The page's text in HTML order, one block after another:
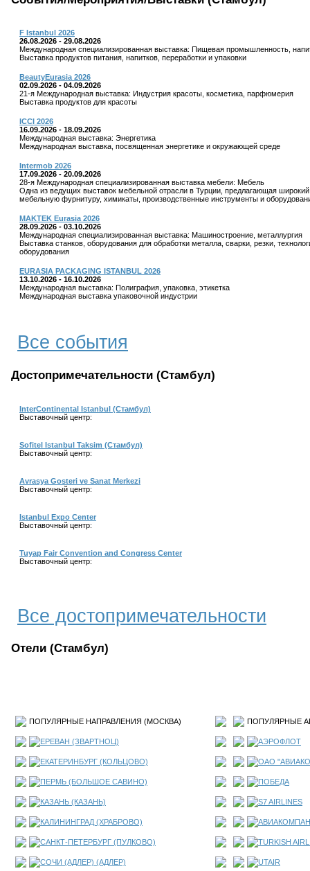
F Istanbul 2026
26.08.2026 - 29.08.2026
Международная специализированная выставка: Пищевая промышленность,
Выставка продуктов питания, напитков, переработки и упаковки
BeautyEurasia 2026
02.09.2026 - 04.09.2026
21-я Международная выставка: Индустрия красоты, косметика, парфюмерия
Выставка продуктов для красоты
ICCI 2026
16.09.2026 - 18.09.2026
Международная выставка: Энергетика
Международная выставка, посвященная энергетике и окружающей среде
Intermob 2026
17.09.2026 - 20.09.2026
28-я Международная специализированная выставка мебели: Мебель
Одна из ведущих выставок мебельной отрасли в Турции, предлагающая
мебельную фурнитуру, химикаты, производственные инструменты и
MAKTEK Eurasia 2026
28.09.2026 - 03.10.2026
Международная специализированная выставка: Машиностроение, металлургия
Выставка станков, оборудования для обработки металла, сварки, резки,
оборудования
EURASIA PACKAGING ISTANBUL 2026
13.10.2026 - 16.10.2026
Международная выставка: Полиграфия, упаковка, этикетка
Международная выставка упаковочной индустрии
Все события
Достопримечательности (Стамбул)
InterContinental Istanbul (Стамбул)
Выставочный центр:
Sofitel Istanbul Taksim (Стамбул)
Выставочный центр:
Avrasya Gosteri ve Sanat Merkezi
Выставочный центр:
Istanbul Expo Center
Выставочный центр:
Tuyap Fair Convention and Congress Center
Выставочный центр:
Все достопримечательности
Отели (Стамбул)
ПОПУЛЯРНЫЕ НАПРАВЛЕНИЯ (МОСКВА)
ЕРЕВАН (ЗВАРТНОЦ)
ЕКАТЕРИНБУРГ (КОЛЬЦОВО)
ПЕРМЬ (БОЛЬШОЕ САВИНО)
КАЗАНЬ (КАЗАНЬ)
КАЛИНИНГРАД (ХРАБРОВО)
САНКТ-ПЕТЕРБУРГ (ПУЛКОВО)
СОЧИ (АДЛЕР) (АДЛЕР)
ПОПУЛЯРНЫЕ
АЭРОФЛОТ
ОАО
ПОБЕДА
S7 AIRLINES
TURKISH
UTAIR